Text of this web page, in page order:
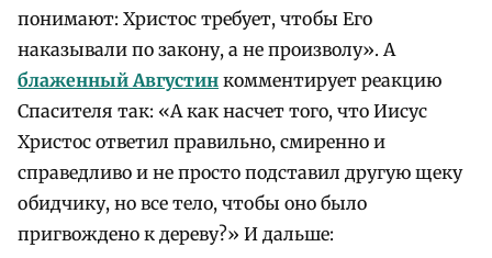
понимают: Христос требует, чтобы Его
наказывали по закону, а не произволу». А
блаженный Августин комментирует реакцию
Спасителя так: «А как насчет того, что Иисус
Христос ответил правильно, смиренно и
справедливо и не просто подставил другую щеку
обидчику, но все тело, чтобы оно было
пригвождено к дереву?» И дальше: